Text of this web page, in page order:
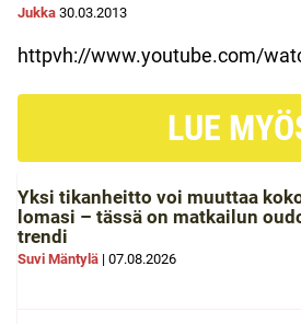
Jukka 30.03.2013
httpvh://www.youtube.com/
LUE
Yksi tikanheitto voi muuttaa
lomasi – tässä on matkailun
trendi
Suvi Mäntylä | 07.08.2026